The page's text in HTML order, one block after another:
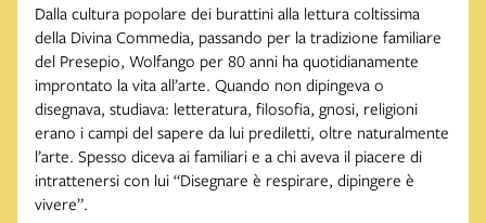
Dalla cultura popolare dei burattini alla lettura coltissima
della Divina Commedia, passando per la tradizione familiare
del Presepio, Wolfango per 80 anni ha quotidianamente
improntato la vita all’arte. Quando non dipingeva o
disegnava, studiava: letteratura, filosofia, gnosi, religioni
erano i campi del sapere da lui prediletti, oltre naturalmente
l’arte. Spesso diceva ai familiari e a chi aveva il piacere di
intrattenersi con lui “Disegnare è respirare, dipingere è
vivere”.